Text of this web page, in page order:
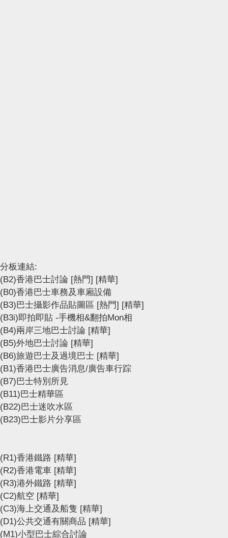
分板連結:
(B2)香港巴士討論 [熱門] [精華]
(B0)香港巴士車務及車廂設備
(B3)巴士攝影作品貼圖區 [熱門] [精華]
(B3i)即拍即貼 -手機相&翻拍Mon相
(B4)兩岸三地巴士討論 [精華]
(B5)外地巴士討論 [精華]
(B6)旅遊巴士及過境巴士 [精華]
(B1)香港巴士廣告消息/廣告車行踪
(B7)巴士特別所見
(B11)巴士精華區
(B22)巴士迷吹水區
(B23)巴士影片分享區
(R1)香港鐵路 [精華]
(R2)香港電車 [精華]
(R3)港外鐵路 [精華]
(C2)航空 [精華]
(C3)海上交通及船隻 [精華]
(D1)公共交通有關商品 [精華]
(M1)小型巴士綜合討論